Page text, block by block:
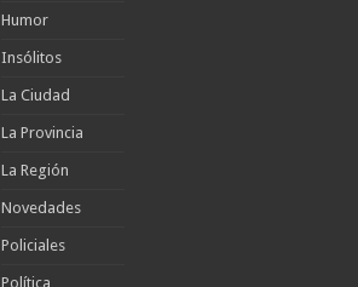
Humor
Insólitos
La Ciudad
La Provincia
La Región
Novedades
Policiales
Política